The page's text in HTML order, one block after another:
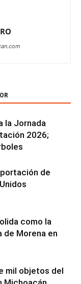
la Jornada
2026;
de
como la
de Morena en
mil objetos del